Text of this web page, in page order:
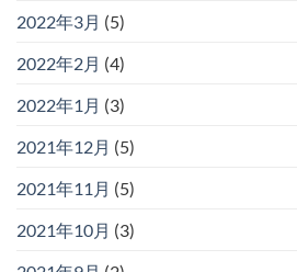
2022年3月 (5)
2022年2月 (4)
2022年1月 (3)
2021年12月 (5)
2021年11月 (5)
2021年10月 (3)